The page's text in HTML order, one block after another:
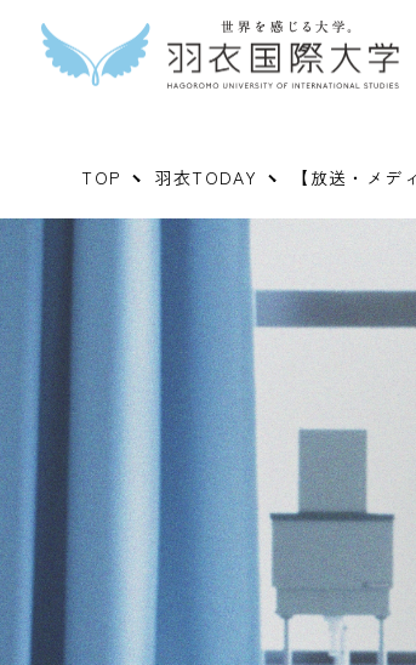
TOP 羽衣TODAY 【放送・メ